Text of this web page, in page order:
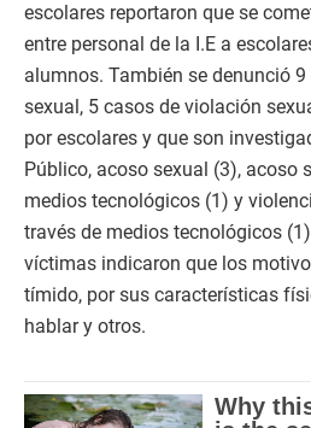
escolares reportaron que se
entre personal de la I.E a
alumnos. También se denunció
sexual, 5 casos de violación
por escolares y que son
Público, acoso sexual (3), acoso
medios tecnológicos (1) y
través de medios tecnológicos
víctimas indicaron que los
tímido, por sus características
hablar y otros.